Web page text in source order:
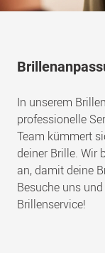
In unserem
professionelle
Team kümmert
deiner Brille. Wir
an, damit deine
Besuche uns
Brillenservice!